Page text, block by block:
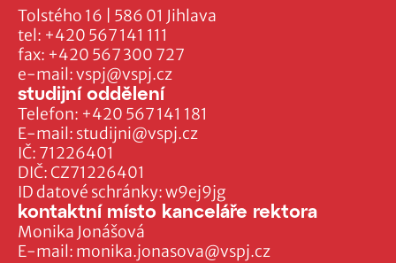
Tolstého 16 | 586 01 Jihlava
tel: +420 567 141 111
fax: +420 567 300 727
e-mail:vspj@vspj.cz
IČ: 71226401
DIČ: CZ71226401
ID datové schránky: w9ej9jg
studijní oddělení
Telefon: +420 567 141 181
E-mail: studijni@vspj.cz
kontaktní místo kanceláře rektora
Monika Jonášová
E-mail: monika.jonasova@vspj.cz